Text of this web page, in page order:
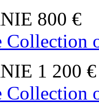
800 €
Collection
1 200 €
Collection